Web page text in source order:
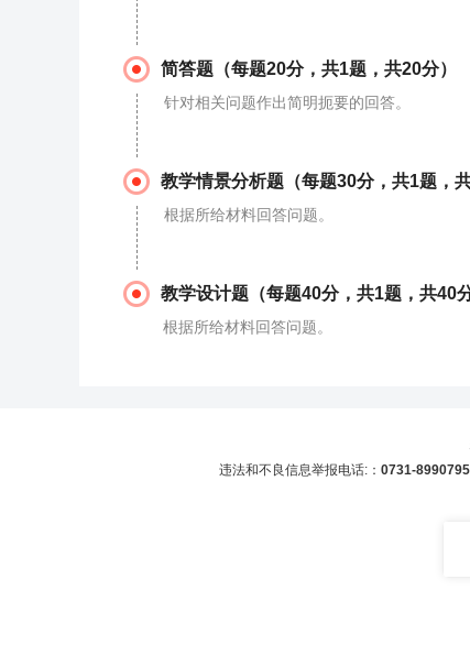
简答题（每题20分，共1题，共20分）
针对相关问题作出简明扼要的回答。
教学情景分析题（每题30分，共1题，共
根据所给材料回答问题。
教学设计题（每题40分，共1题，共40分
根据所给材料回答问题。
违法和不良信息举报电话:： 0731-